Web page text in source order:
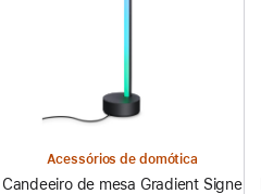
Acessórios de domótica
Candeeiro de mesa Gradient Signe